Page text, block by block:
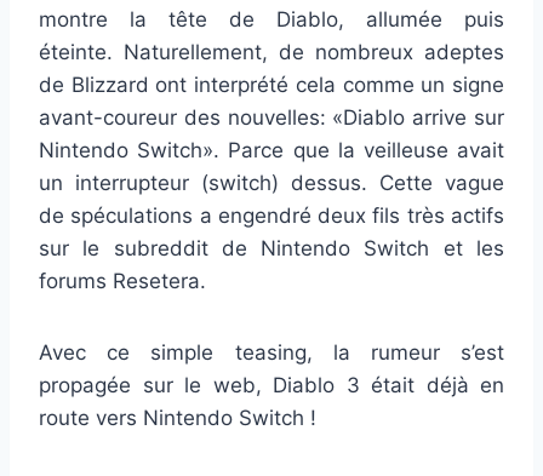
montre la tête de Diablo, allumée puis
éteinte. Naturellement, de nombreux adeptes
de Blizzard ont interprété cela comme un signe
avant-coureur des nouvelles: «Diablo arrive sur
Nintendo Switch». Parce que la veilleuse avait
un interrupteur (switch) dessus. Cette vague
de spéculations a engendré deux fils très actifs
sur le subreddit de Nintendo Switch et les
forums Resetera.
Avec ce simple teasing, la rumeur s’est
propagée sur le web, Diablo 3 était déjà en
route vers Nintendo Switch !